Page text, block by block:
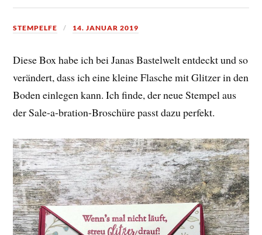
STEMPELFE 14. JANUAR 2019
Diese Box habe ich bei Janas Bastelwelt entdeckt und so
verändert, dass ich eine kleine Flasche mit Glitzer in den
Boden einlegen kann. Ich finde, der neue Stempel aus
der Sale-a-bration-Broschüre passt dazu perfekt.